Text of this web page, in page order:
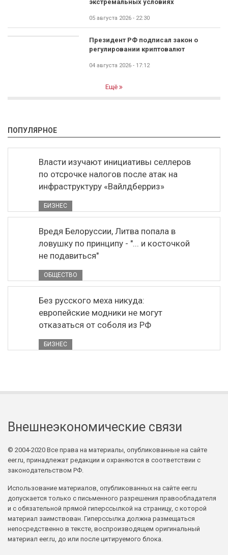
экстремальных условиях
05 августа 2026 - 22:30
Президент РФ подписал закон о
регулировании криптовалют
04 августа 2026 - 17:12
Ещё
ПОПУЛЯРНОЕ
Власти изучают инициативы селлеров
по отсрочке налогов после атак на
инфраструктуру «Вайлдберриз»
БИЗНЕС
Вредя Белоруссии, Литва попала в
ловушку по принципу - "... и косточкой
не подавиться"
ОБЩЕСТВО
Без русского меха никуда:
европейские модники не могут
отказаться от соболя из РФ
БИЗНЕС
Внешнеэкономические связи
© 2004-2020 Все права на материалы, опубликованные на сайте
eer.ru, принадлежат редакции и охраняются в соответствии с
законодательством РФ.
Использование материалов, опубликованных на сайте eer.ru
допускается только с письменного разрешения правообладателя
и с обязательной прямой гиперссылкой на страницу, с которой
материал заимствован. Гиперссылка должна размещаться
непосредственно в тексте, воспроизводящем оригинальный
материал eer.ru, до или после цитируемого блока.